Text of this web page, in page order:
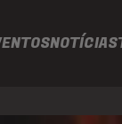
NOTÍCIAS